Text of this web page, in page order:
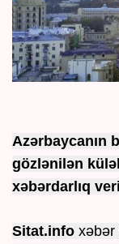
Azərbaycanın
gözlənilən
xəbərdarlıq
Sitat.info xəbər